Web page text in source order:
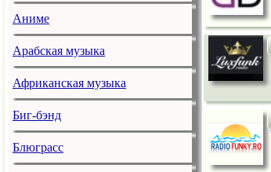
Аниме
Арабская музыка
Африканская музыка
Биг-бэнд
Блюграсс